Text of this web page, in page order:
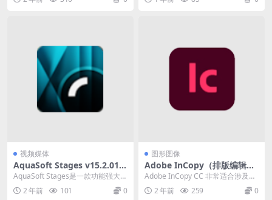
即...
套...
视频媒体
AquaSoft Stages v15.2.01
一款功能强大的多媒体动画制
作软件
AquaSoft Stages是一款功能强大的
多媒体动画制作软件，可根据图
像，歌...
2 年前 101 0
图形图像
Adobe InCopy（排版编辑软
件）2025 v20.2.0.36 中文破
解便携式版
Adobe InCopy CC 非常适合涉及书
面文案和设计工作的大型团队项
目，它...
2 年前 259 0